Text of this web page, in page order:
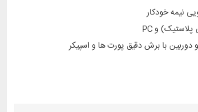
نیمه خودکار
با برش دقیق پورت ها و اسپیکر